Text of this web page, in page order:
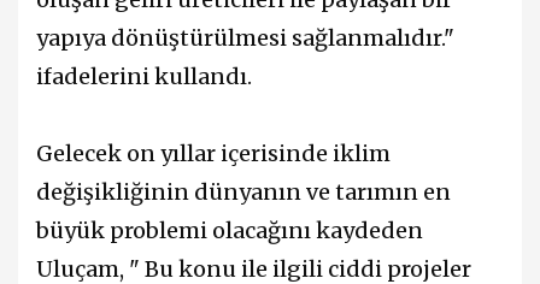
yapıya dönüştürülmesi sağlanmalıdır."
ifadelerini kullandı.
Gelecek on yıllar içerisinde iklim
değişikliğinin dünyanın ve tarımın en
büyük problemi olacağını kaydeden
Uluçam, " Bu konu ile ilgili ciddi projeler